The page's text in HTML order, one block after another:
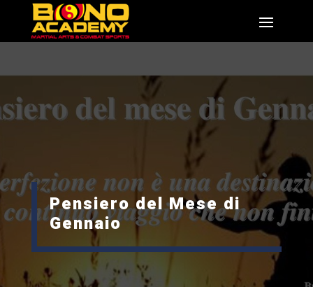
Pensiero del Mese di
Gennaio